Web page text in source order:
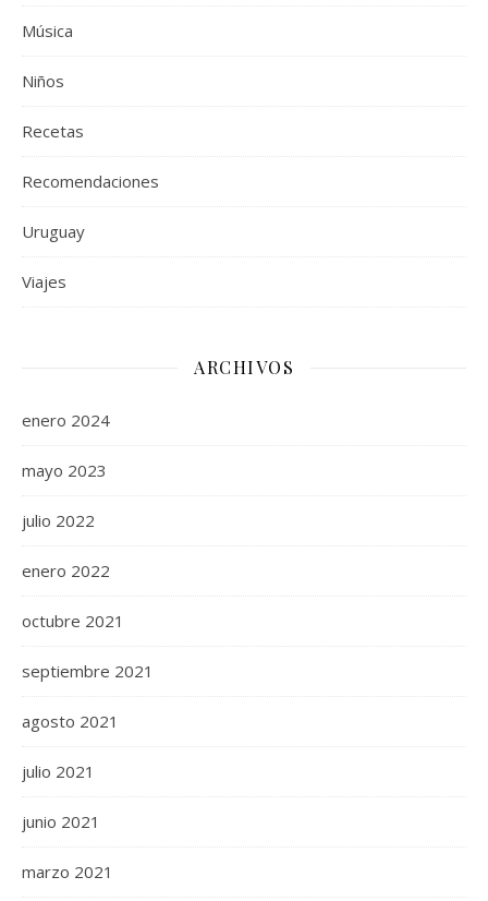
Música
Niños
Recetas
Recomendaciones
Uruguay
Viajes
ARCHIVOS
enero 2024
mayo 2023
julio 2022
enero 2022
octubre 2021
septiembre 2021
agosto 2021
julio 2021
junio 2021
marzo 2021